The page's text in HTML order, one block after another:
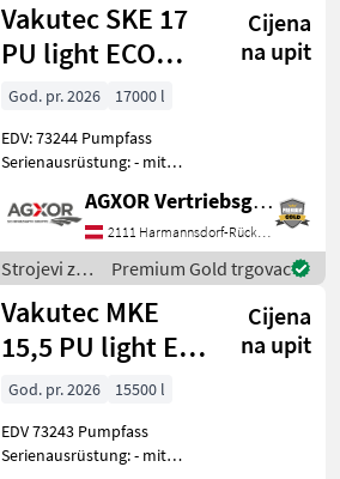
Ø 1400 mm - Blindf
gnojenje i
navodnjavanje
/ Vakutec
Vakutec SKE 17
PU light ECO
Pumpfass
Cijena
na upit
God. pr. 2026
17000 l
EDV: 73244 Pumpfass
Serienausrüstung: - mit
glasfaserverstärkter
Polyester-Behälter - mit
Polyester Tank in gelb - mit
feuerverzinktem Profilrah
AGXOR Vertriebsgesellschaft Ost GmbH
2111 Harmannsdorf-Rückersdorf
Strojevi za
đubrenje,
gnojenje i
navodnjavanje
/ Vakutec
Premium Gold trgovac
Vakutec MKE
15,5 PU light EC
Pumpfass
Cijena
na upit
God. pr. 2026
15500 l
EDV 73243 Pumpfass
Serienausrüstung: - mit